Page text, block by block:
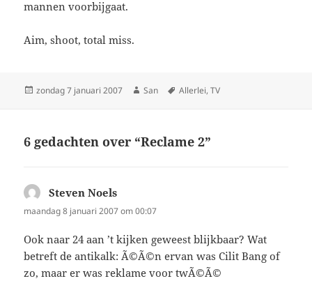
mannen voorbijgaat.
Aim, shoot, total miss.
Geplaatst
zondag 7 januari 2007 Auteur
San Tags
Allerlei,TV
6 gedachten over “Reclame 2”
Steven Noels
maandag 8 januari 2007 om 00:07
Ook naar 24 aan ’t kijken geweest blijkbaar? Wat
betreft de antikalk: Ã©Ã©n ervan was Cilit Bang of
zo, maar er was reklame voor twÃ©Ã©